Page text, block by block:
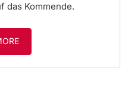
das Kommende.